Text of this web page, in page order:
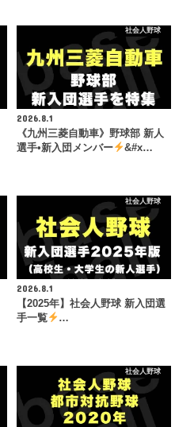
社会人野球
2026.8.1
《九州三菱自動車》野球部 新人
選手•新入団メンバー
&#x…
社会人野球
2026.8.1
【2025年】社会人野球 新入団選
手一覧
…
社会人野球